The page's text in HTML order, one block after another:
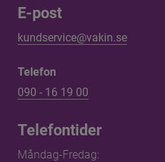
E-post
kundservice@vakin.se
Telefon
090 - 16 19 00
Telefontider
Måndag-Fredag: